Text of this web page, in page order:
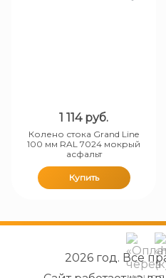
1 114 руб.
Колено стока Grand Line
100 мм RAL 7024 мокрый
асфальт
Купить
2026 год. Все